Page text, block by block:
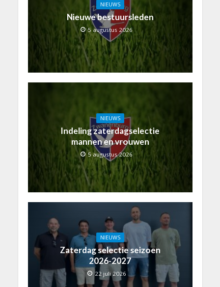
NIEUWS
Nieuwe bestuursleden
5 augustus 2026
NIEUWS
Indeling zaterdagselectie
mannen en vrouwen
5 augustus 2026
NIEUWS
Zaterdag selectie seizoen
2026-2027
22 juli 2026